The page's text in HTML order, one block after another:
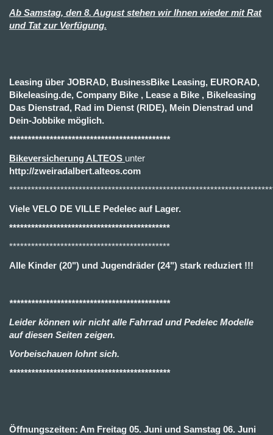
Ab Samstag, den 8. August stehen wir Ihnen wieder mit Rat
und Tat zur Verfügung.
Leasing über JOBRAD, BusinessBike Leasing, EURORAD,
Bikeleasing.de, Company Bike , Lease a Bike , Bikeleasing
Das Dienstrad, Rad im Dienst (RIDE), Mein Dienstrad und
Dein-Jobbike möglich.
********************************************
Bikeversicherung ALTEOS unter
http://zweiradalbert.alteos.com
Viele VELO DE VILLE Pedelec auf Lager.
********************************************
********************************************
Alle Kinder (20") und Jugendräder (24") stark reduziert !!!
********************************************
Leider können wir nicht alle Fahrrad und Pedelec Modelle
auf diesen Seiten zeigen.
Vorbeischauen lohnt sich.
********************************************
Öffnungszeiten: Am Freitag 05. Juni und Samstag 06. Juni